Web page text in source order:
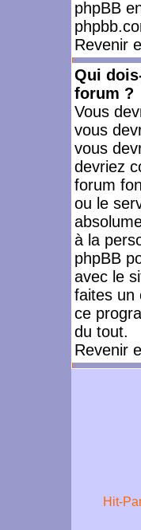
phpBB
Revenir
Qui
forum ?
Vous
vous
vous
devriez
forum
ou le
à la
phpBB
avec le
faites un
ce
du tout.
Revenir